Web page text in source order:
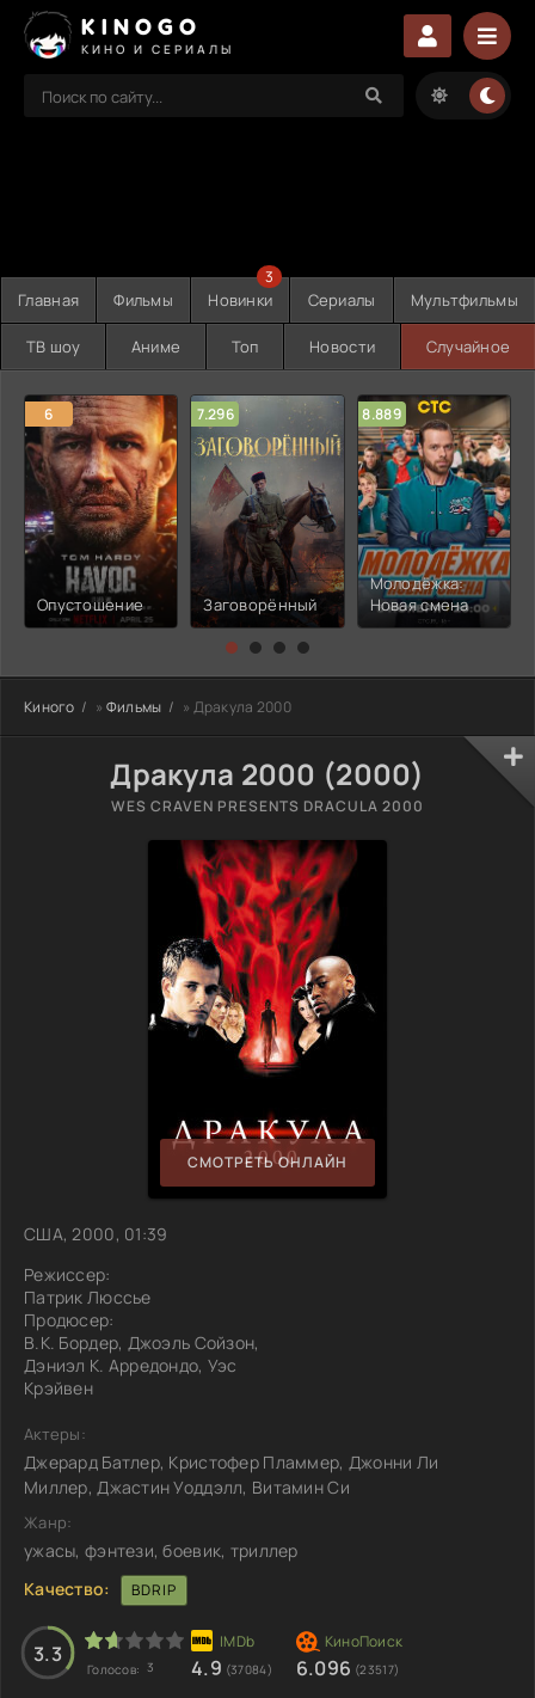
KINOGO
КИНО И СЕРИАЛЫ
Главная Фильмы Новинки
3
Сериалы Мультфильмы
ТВ шоу Аниме Топ Новости Случайное
6
Опустошение
7.296
Заговорённый
8.889
Молодёжка:
Новая смена
Киного » Фильмы » Дракула 2000
Дракула 2000 (2000)
WES CRAVEN PRESENTS DRACULA 2000
СМОТРЕТЬ ОНЛАЙН
США, 2000, 01:39
Режиссер:
Патрик Люссье
Продюсер:
В.К. Бордер, Джоэль Сойзон,
Дэниэл К. Арредондо, Уэс
Крэйвен
Актеры:
Джерард Батлер, Кристофер Пламмер, Джонни Ли
Миллер, Джастин Уоддэлл, Витамин Си
Жанр:
ужасы, фэнтези, боевик, триллер
Качество:
BDRIP
3.3
Голосов: 3 4.9 (37084) 6.096 (23517)